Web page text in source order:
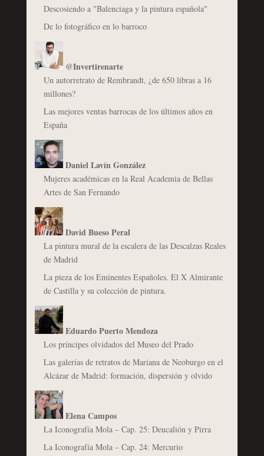
Descosiendo a "Balenciaga y la pintura española"
De lo fotográfico en lo barroco
@Invertirenarte
Un autorretrato de Rembrandt, ¿de 650 libras a 16
millones?
Las mejores ventas barrocas de los últimos años en
España
Daniel Lavín González
Mujeres académicas en la Real Academia de Bellas
Artes de San Fernando
David Bueso Peral
La pintura mural de la escalera de las Descalzas Reales
de Madrid
La pieza de los Eminentes Españoles. El X Almirante
de Castilla y su colección de pintura.
Eduardo Puerto Mendoza
Los príncipes olvidados del Museo del Prado
Las galerías de retratos de Mariana de Neoburgo en el
Alcázar de Madrid: formación, dispersión y olvido
Elena Campos
La Iconografía Mola – Cap. 25: Deucalión y Pirra
La Iconografía Mola – Cap. 24: Mercurio